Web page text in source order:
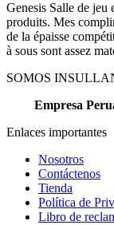
Genesis Salle de jeu
produits. Mes
de la épaisse
à sous sont assez
SOMOS
Empresa
Enlaces importantes
Nosotros
Contáctenos
Tienda
Política de
Libro de